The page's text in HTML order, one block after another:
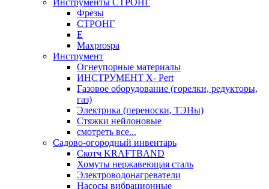
Инструменты СТРОНГ
Фрезы
СТРОНГ
Е
Maxprospa
Инструмент
Огнеупорные материалы
ИНСТРУМЕНТ X- Pert
Газовое оборудование (горелки, редукторы,
газ)
Электрика (переноски, ТЭНы)
Стяжки нейлоновые
смотреть все...
Садово-огородный инвентарь
Скотч KRAFTBAND
Хомуты нержавеющая сталь
Электроводонагреватели
Насосы вибрационные